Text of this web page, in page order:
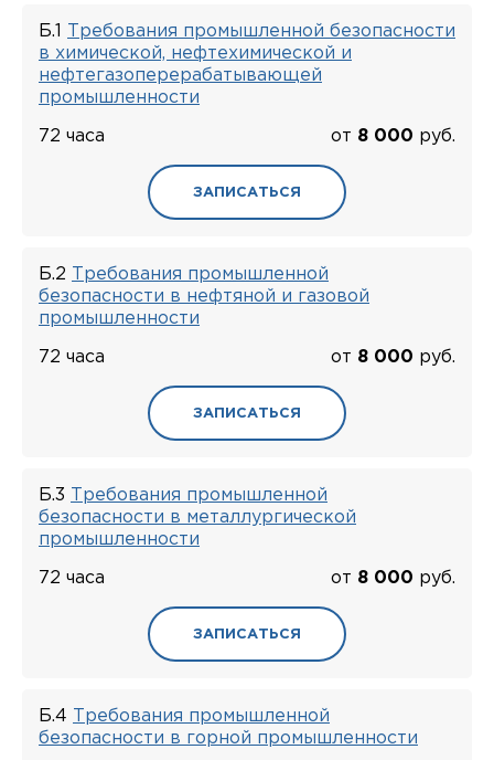
Б.1
Требования промышленной безопасности
в химической, нефтехимической и
нефтегазоперерабатывающей
промышленности
72 часа от 8 000 руб.
ЗАПИСАТЬСЯ
Б.2
Требования промышленной
безопасности в нефтяной и газовой
промышленности
72 часа от 8 000 руб.
ЗАПИСАТЬСЯ
Б.3
Требования промышленной
безопасности в металлургической
промышленности
72 часа от 8 000 руб.
ЗАПИСАТЬСЯ
Б.4
Требования промышленной
безопасности в горной промышленности